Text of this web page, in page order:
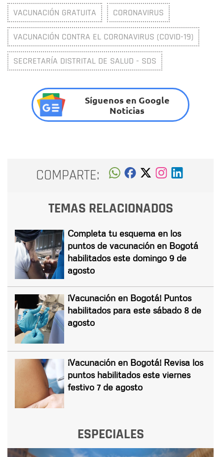
VACUNACIÓN GRATUITA CORONAVIRUS
VACUNACIÓN CONTRA EL CORONAVIRUS (COVID-19)
SECRETARÍA DISTRITAL DE SALUD - SDS
Síguenos en Google
Noticias
COMPARTE:
TEMAS RELACIONADOS
Completa tu esquema en los
puntos de vacunación en Bogotá
habilitados este domingo 9 de
agosto
¡Vacunación en Bogotá! Puntos
habilitados para este sábado 8 de
agosto
¡Vacunación en Bogotá! Revisa los
puntos habilitados este viernes
festivo 7 de agosto
ESPECIALES